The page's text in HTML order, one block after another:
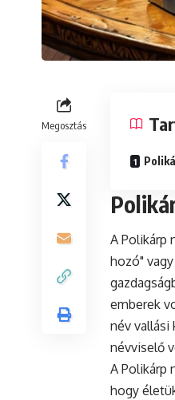
Megosztás
A Polikárp
hozó"
emberek
név vallási
névviselő
A Polikárp
hogy